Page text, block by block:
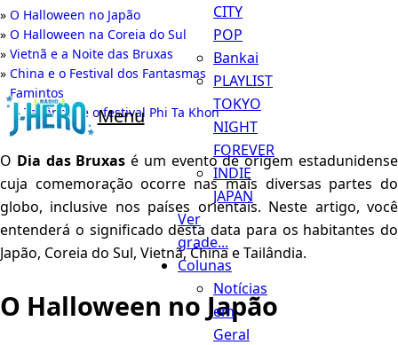
Menu
CITY
POP
Bankai
PLAYLIST
TOKYO
NIGHT
FOREVER
INDIE
JAPAN
Ver
grade...
Colunas
Notícias
em
Geral
O Halloween no Japão
O Halloween na Coreia do Sul
Vietnã e a Noite das Bruxas
China e o Festival dos Fantasmas
Famintos
Tailândia e o festival Phi Ta Khon
O Dia das Bruxas é um evento de origem estadunidense
cuja comemoração ocorre nas mais diversas partes do
globo, inclusive nos países orientais. Neste artigo, você
entenderá o significado desta data para os habitantes do
Japão, Coreia do Sul, Vietnã, China e Tailândia.
O Halloween no Japão